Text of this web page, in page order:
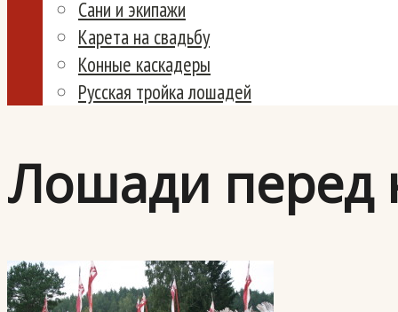
Сани и экипажи
Карета на свадьбу
Конные каскадеры
Русская тройка лошадей
Лошади перед